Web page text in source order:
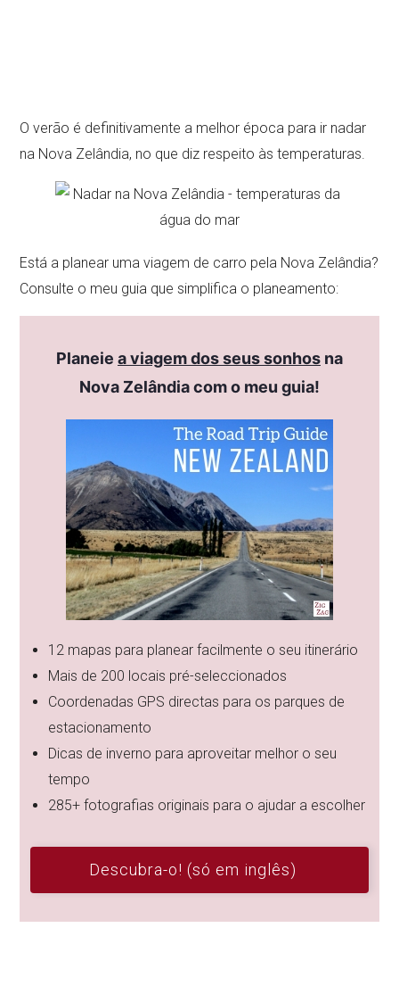
O verão é definitivamente a melhor época para ir nadar
na Nova Zelândia, no que diz respeito às temperaturas.
Está a planear uma viagem de carro pela Nova Zelândia?
Consulte o meu guia que simplifica o planeamento:
Planeie a viagem dos seus sonhos na
Nova Zelândia com o meu guia!
12 mapas para planear facilmente o seu itinerário
Mais de 200 locais pré-seleccionados
Coordenadas GPS directas para os parques de
estacionamento
Dicas de inverno para aproveitar melhor o seu
tempo
285+ fotografias originais para o ajudar a escolher
Descubra-o! (só em inglês)